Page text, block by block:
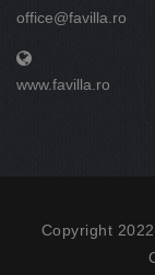
office@favilla.ro
www.favilla.ro
Copyright